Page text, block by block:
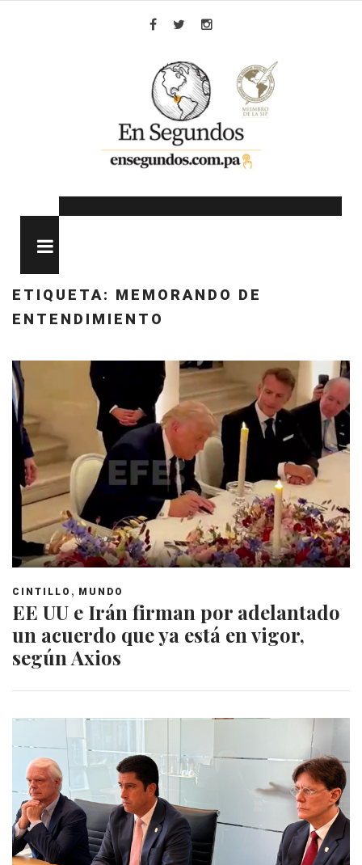
ETIQUETA: MEMORANDO DE
ENTENDIMIENTO
CINTILLO , MUNDO
EE UU e Irán firman por adelantado
un acuerdo que ya está en vigor,
según Axios